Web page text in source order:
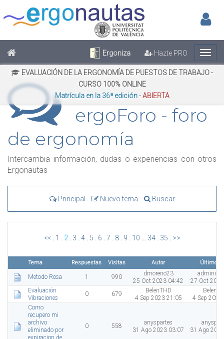
Ergoniza Hazte PRO
EVALUACIÓN DE LA ERGONOMÍA DE PUESTOS DE TRABAJO -
CURSO 100% ONLINE
Matrícula en la 36ª edición -ABIERTA
ergoForo - foro
de ergonomía
Intercambia información, dudas o experiencias con otros
Ergonautas
Principal Nuevo tema Buscar
<<. 1 . 2. 3 . 4. 5 . 6 . 7 . 8. 9 . 10 ... 34. 35 . >>
Tema Respuestas Visitas Autor Último
Metodo Rosa 1 990
dmoreno23
25 Oct 2023 04:42
27 Oct
Evaluación
Vibraciones
0 679
BelenTHD
4 Sep 2023 21:05
4 Sep
Como
recupero mi
archivo
eliminado por
expiracion de
0 558
anyspartes
31 Ago 2023 03:07
31 Ago